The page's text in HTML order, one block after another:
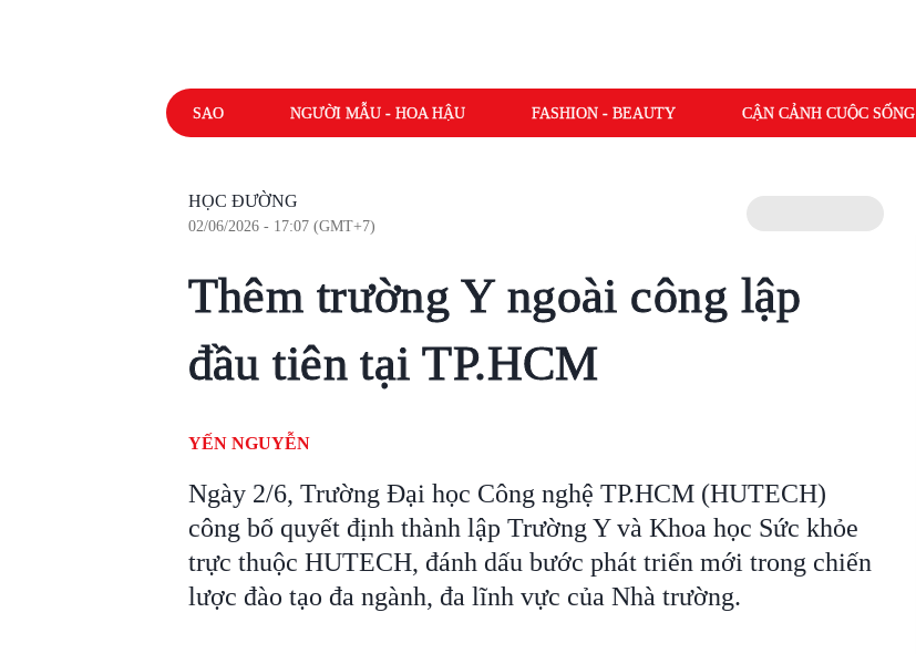
SAO NGƯỜI MẪU - HOA HẬU FASHION - BEAUTY CẬN CẢNH CUỘC SỐNG
HỌC ĐƯỜNG
02/06/2026 - 17:07 (GMT+7)
Thêm trường Y ngoài công lập
đầu tiên tại TP.HCM
YẾN NGUYỄN
Ngày 2/6, Trường Đại học Công nghệ TP.HCM (HUTECH)
công bố quyết định thành lập Trường Y và Khoa học Sức khỏe
trực thuộc HUTECH, đánh dấu bước phát triển mới trong chiến
lược đào tạo đa ngành, đa lĩnh vực của Nhà trường.